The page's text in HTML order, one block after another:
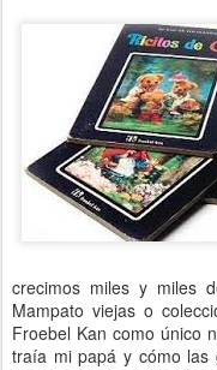
crecimos miles y miles
Mampato viejas o
Froebel Kan como único
traía mi papá y cómo las